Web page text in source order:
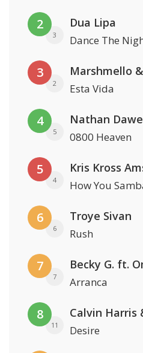
2
3
Dua Lipa
Dance The
3
2
Marshmello
Esta Vida
4
5 0800 Heaven
5
4 How You
6
6
Troye Sivan
Rush
7
7
Becky G. ft.
Arranca
8
11
Calvin Harris
Desire